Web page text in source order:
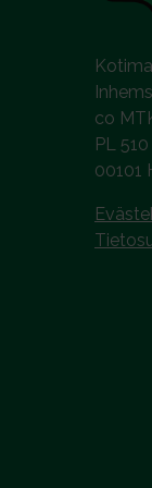
co
PL 510
00101